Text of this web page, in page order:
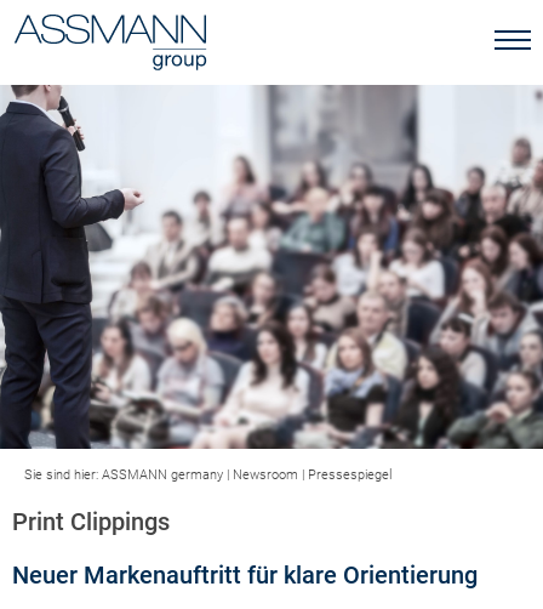
Sie sind hier: ASSMANN germany | Newsroom | Pressespiegel
Print Clippings
Neuer Markenauftritt für klare Orientierung